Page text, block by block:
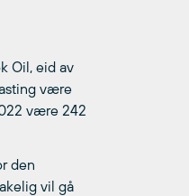
Oil, eid av
være
være 242
den
vil gå